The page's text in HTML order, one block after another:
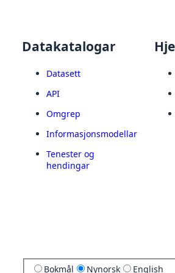
Datakatalogar
Datasett
API
Omgrep
Informasjonsmodellar
Tenester og
hendingar
Bokmål Nynorsk English